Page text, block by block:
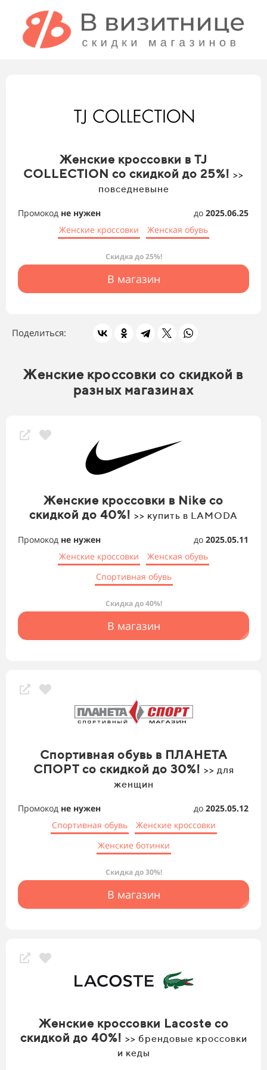
Женские кроссовки в TJ
COLLECTION со скидкой до 25%! >>
повседневыне
Промокод не нужен до 2025.06.25
Женские кроссовки
Женская обувь
Скидка до 25%!
В магазин
Поделиться:
Женские кроссовки со скидкой в
разных магазинах
Женские кроссовки в Nike со
скидкой до 40%! >> купить в LAMODA
Промокод не нужен до 2025.05.11
Женские кроссовки
Женская обувь
Спортивная обувь
Скидка до 40%!
В магазин
Спортивная обувь в ПЛАНЕТА
СПОРТ со скидкой до 30%! >> для
женщин
Промокод не нужен до 2025.05.12
Спортивная обувь
Женские кроссовки
Женские ботинки
Скидка до 30%!
В магазин
Женские кроссовки Lacoste со
скидкой до 40%! >> брендовые кроссовки
и кеды